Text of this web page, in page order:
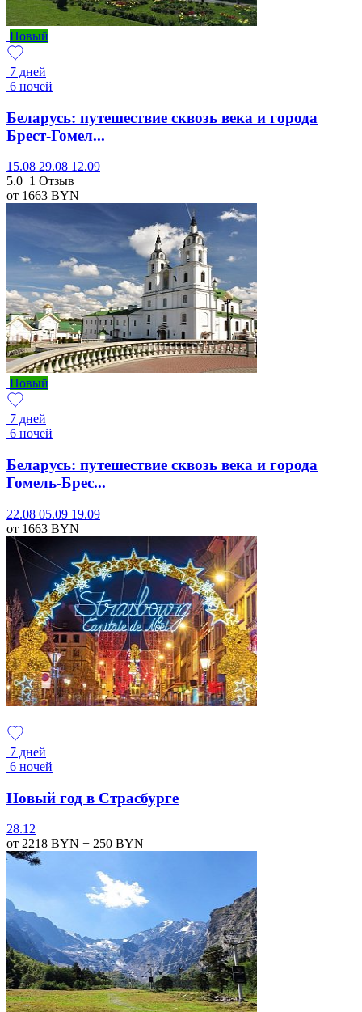
Новый
7 дней
6 ночей
Беларусь: путешествие сквозь века и города
Брест-Гомел...
15.08 29.08 12.09
5.0 1 Отзыв
от 1663 BYN
Новый
7 дней
6 ночей
Беларусь: путешествие сквозь века и города
Гомель-Брес...
22.08 05.09 19.09
от 1663 BYN
7 дней
6 ночей
Новый год в Страсбурге
28.12
от 2218 BYN + 250 BYN